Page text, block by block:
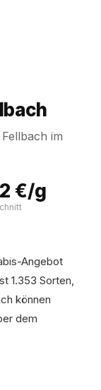
im
€/g
Angebot
1.353 Sorten,
können
dem